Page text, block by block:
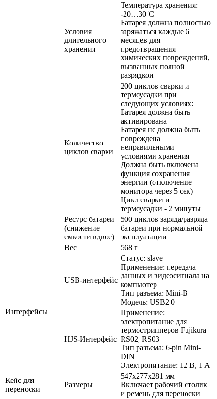
Условия
длительного
хранения
Температура хранения:
-20…30˚C
Батарея должна полностью
заряжаться каждые 6
месяцев для
предотвращения
химических повреждений,
вызванных полной
разрядкой
Количество
циклов сварки
200 циклов сварки и
термоусадки при
следующих условиях:
Батарея должна быть
активирована
Батарея не должна быть
повреждена
неправильными
условиями хранения
Должна быть включена
функция сохранения
энергии (отключение
монитора через 5 сек)
Цикл сварки и
термоусадки - 2 минуты
Ресурс батареи
(снижение
емкости вдвое)
500 циклов заряда/разряда
батареи при нормальной
эксплуатации
Вес
568 г
Интерфейсы
USB-интерфейс
Статус: slave
Применение: передача
данных и видеосигнала на
компьютер
Тип разъема: Mini-B
Модель: USB2.0
HJS-Интерфейс
Применение:
электропитание для
термострипперов Fujikura
RS02, RS03
Тип разъема: 6-pin Mini-
DIN
Электропитание: 12 В, 1 А
Кейс для
переноски
Размеры
547x277x281 мм
Включает рабочий столик
и ремень для переноски